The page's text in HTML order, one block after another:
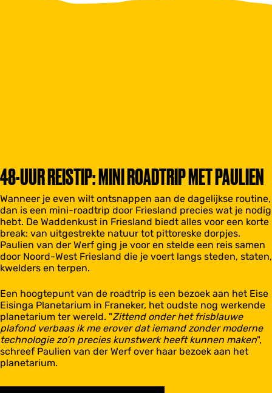
48-UUR REISTIP: MINI ROADTRIP MET PAULIEN
Wanneer je even wilt ontsnappen aan de dagelijkse routine,
dan is een mini-roadtrip door Friesland precies wat je nodig
hebt. De Waddenkust in Friesland biedt alles voor een korte
break: van uitgestrekte natuur tot pittoreske dorpjes.
Paulien van der Werf ging je voor en stelde een reis samen
door Noord-West Friesland die je voert langs steden, staten,
kwelders en terpen.
Een hoogtepunt van de roadtrip is een bezoek aan het Eise
Eisinga Planetarium in Franeker, het oudste nog werkende
planetarium ter wereld. "Zittend onder het frisblauwe
plafond verbaas ik me erover dat iemand zonder moderne
technologie zo’n precies kunstwerk heeft kunnen maken",
schreef Paulien van der Werf over haar bezoek aan het
planetarium.